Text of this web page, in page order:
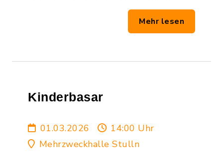
Mehr lesen
Kinderbasar
01.03.2026
14:00 Uhr
Mehrzweckhalle Stulln